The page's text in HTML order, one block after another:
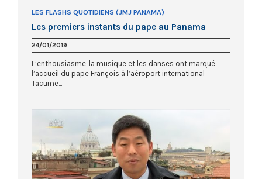
LES FLASHS QUOTIDIENS (JMJ PANAMA)
Les premiers instants du pape au Panama
24/01/2019
L’enthousiasme, la musique et les danses ont marqué
l’accueil du pape François à l’aéroport international
Tacume...